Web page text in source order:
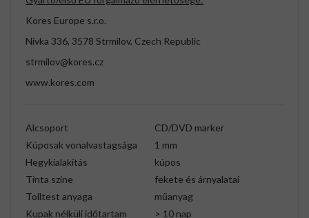
Kores Europe s.r.o.
Nivka 336, 3578 Strmilov, Czech Republic
strmilov@kores.cz
www.kores.com
Alcsoport
CD/DVD marker
Kúposak vonalvastagsága
1 mm
Hegykialakítás
kúpos
Tinta színe
fekete és árnyalatai
Tolltest anyaga
műanyag
Kupak nélküli időtartam
> 10 nap